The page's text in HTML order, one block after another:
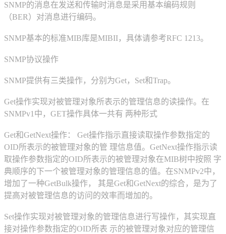
SNMP的消息在发送和传输时消息是采用基本编码规则
（BER）对消息进行编码。
SNMP基本的标准MIB库是MIBII，具体请参考RFC 1213。
SNMP协议操作
SNMP提供有三类操作，分别为Get，Set和Trap。
Get操作实现对被管理对象所表示的管理信息的读操作。在
SNMPv1中，GET操作具体一共有 两种形式
Get和GetNext操作： Get操作指示直接读取操作参数指定的
OID所表示的被管理对象的管 理信息值。GetNext操作指示读
取操作参数指定的OID所表示的被管理对象在MIB树中按照 字
典顺序的下一个被管理对象的管理信息的值。在SNMPv2中，
增加了一种GetBulk操作， 其是Get和GetNext的综合，是为了
提高对被管理信息的访问的效率而增加的。
Set操作实现对被管理对象的管理信息进行写操作，其实现直
接对操作参数指定的OID所表 示的被管理对象对应的管理信